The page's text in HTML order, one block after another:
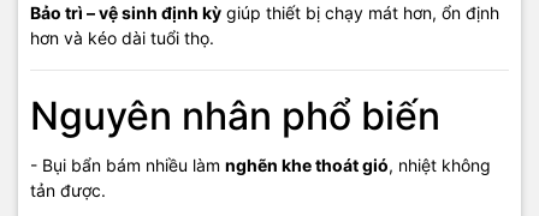
Bảo trì – vệ sinh định kỳ giúp thiết bị chạy mát hơn, ổn định
hơn và kéo dài tuổi thọ.
Nguyên nhân phổ biến
- Bụi bẩn bám nhiều làm nghẽn khe thoát gió, nhiệt không
tản được.
- Thay adapter chuẩn:120.000 – 500.000đ
- Bảo trì hệ thống mạng văn phòng:tùy quy mô
Thông tin liên hệ
📍 Cơ sở 1: 121 Nguyễn Trung Trực, KP4, P. Dương Đông, TP. Phú